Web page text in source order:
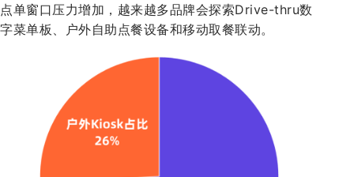
点单窗口压力增加，越来越多品牌会探索Drive-thru数
字菜单板、户外自助点餐设备和移动取餐联动。